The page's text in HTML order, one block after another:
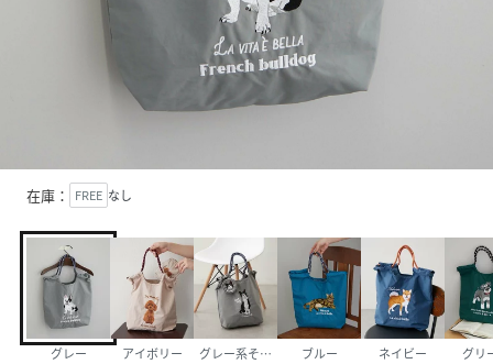
在庫： FREE なし
グレー アイボリー グレー系その他 ブルー ネイビー グリ